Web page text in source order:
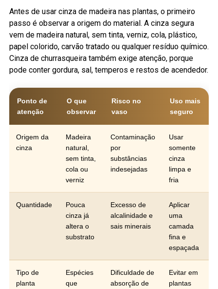
Antes de usar cinza de madeira nas plantas, o primeiro
passo é observar a origem do material. A cinza segura
vem de madeira natural, sem tinta, verniz, cola, plástico,
papel colorido, carvão tratado ou qualquer resíduo químico.
Cinza de churrasqueira também exige atenção, porque
pode conter gordura, sal, temperos e restos de acendedor.
Ponto de
atenção
O que
observar
Risco no
vaso
Uso mais
seguro
Origem da
cinza
Madeira
natural,
sem tinta,
cola ou
verniz
Contaminação
por
substâncias
indesejadas
Usar
somente
cinza
limpa e
fria
Quantidade
Pouca
cinza já
altera o
substrato
Excesso de
alcalinidade e
sais minerais
Aplicar
uma
camada
fina e
espaçada
Tipo de
planta
Espécies
que
Dificuldade de
absorção de
Evitar em
plantas